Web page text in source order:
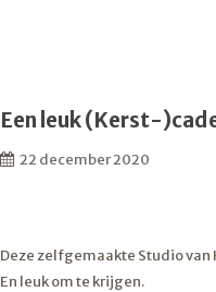
Een leuk (Kerst-
22 december 2020
Deze zelfgemaakte Studio
En leuk om te krijgen.